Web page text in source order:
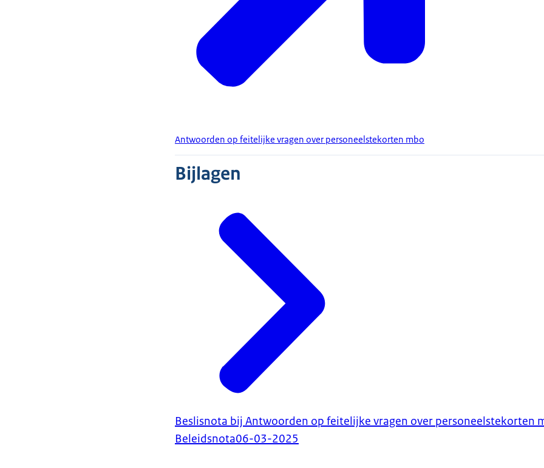
Antwoorden op feitelijke vragen over personeelstekorten mbo
Bijlagen
Beslisnota bij Antwoorden op feitelijke vragen over personeelstekorten
Beleidsnota06-03-2025